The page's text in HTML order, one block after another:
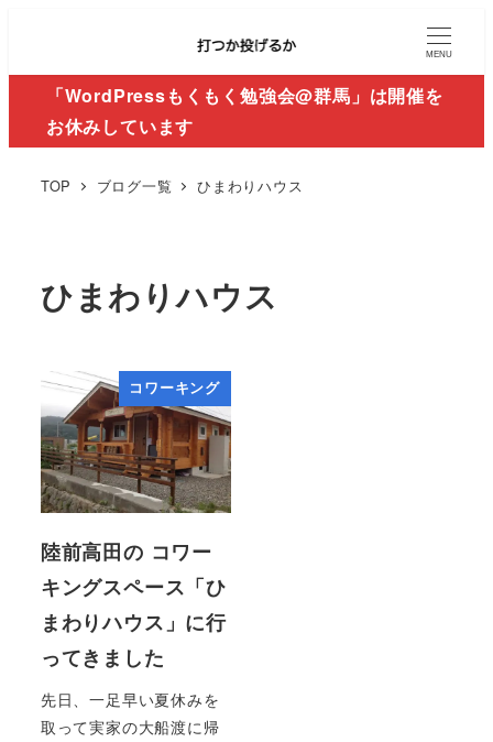
MENU
「WordPressもくもく勉強会@群馬」は開催を
お休みしています
TOP ブログ一覧 ひまわりハウス
ひまわりハウス
コワーキング
陸前高田の コワー
キングスペース「ひ
まわりハウス」に行
ってきました
先日、一足早い夏休みを
取って実家の大船渡に帰